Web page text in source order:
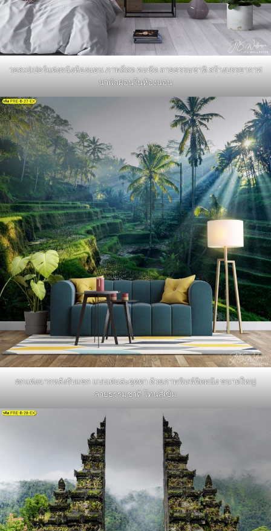
วอลเปเปอร์แต่งผนังห้องนอน ภาพสีสด คมชัด ลายธรรมชาติ สร้างบรรยากาศ
น่าพักผ่อนในห้องนอน
ตกแต่งฉากหลังรับแขก แบบเด่นสะดุดตา ด้วยภาพพิมพ์ติดผนัง ขนาดใหญ่
ลายธรรมชาติ โทนสีเข้ม